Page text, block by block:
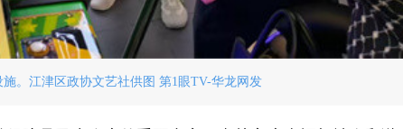
。江津区政协文艺社供图 第1眼TV-华龙网发